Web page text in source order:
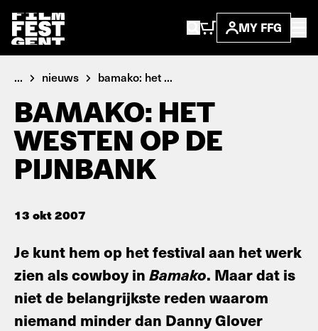
MY FFG
... nieuws bamako: het ...
BAMAKO: HET
WESTEN OP DE
PIJNBANK
13 okt 2007
Je kunt hem op het festival aan het werk
zien als cowboy in Bamako. Maar dat is
niet de belangrijkste reden waarom
niemand minder dan Danny Glover